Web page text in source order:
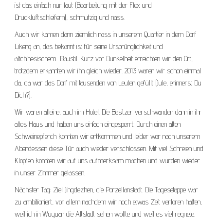
ist das einfach nur laut (Bearbeitung mit der Flex und
Druckluftschleifern), schmutzig und nass.
Auch wir kamen dann ziemlich nass in unserem Quartier in dem Dorf
Likeng an, das bekannt ist für seine Ursprünglichkeit und
altchinesischem Baustil. Kurz vor Dunkelheit erreichten wir den Ort,
trotzdem erkannten wir ihn gleich wieder. 2013 waren wir schon einmal
da, da war das Dorf mit tausenden von Leuten gefüllt (Jule, erinnerst Du
Dich?).
Wir waren alleine, auch im Hotel. Die Besitzer verschwanden dann in ihr
altes Haus und haben uns einfach eingesperrt. Durch einen alten
Schweinepferch konnten wir entkommen und leider war nach unserem
Abendessen diese Tür auch wieder verschlossen. Mit viel Schreien und
Klopfen konnten wir auf uns aufmerksam machen und wurden wieder
in unser Zimmer gelassen.
Nächster Tag: Ziel Jingdezhen, die Porzellanstadt. Die Tagesetappe war
zu ambitioniert, vor allem nachdem wir noch etwas Zeit verloren hatten,
weil ich in Wuyuan die Altstadt sehen wollte und weil es viel regnete.